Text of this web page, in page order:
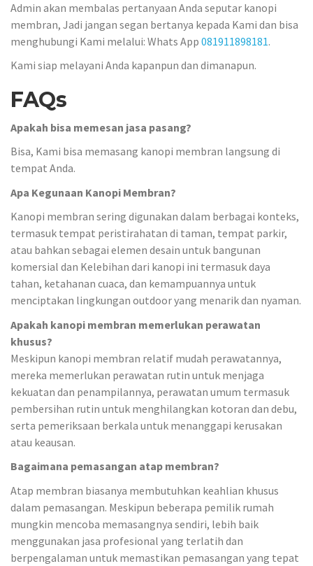
Admin akan membalas pertanyaan Anda seputar kanopi
membran, Jadi jangan segan bertanya kepada Kami dan bisa
menghubungi Kami melalui: Whats App 081911898181.
Kami siap melayani Anda kapanpun dan dimanapun.
FAQs
Apakah bisa memesan jasa pasang?
Bisa, Kami bisa memasang kanopi membran langsung di
tempat Anda.
Apa Kegunaan Kanopi Membran?
Kanopi membran sering digunakan dalam berbagai konteks,
termasuk tempat peristirahatan di taman, tempat parkir,
atau bahkan sebagai elemen desain untuk bangunan
komersial dan Kelebihan dari kanopi ini termasuk daya
tahan, ketahanan cuaca, dan kemampuannya untuk
menciptakan lingkungan outdoor yang menarik dan nyaman.
Apakah kanopi membran memerlukan perawatan
khusus?
Meskipun kanopi membran relatif mudah perawatannya,
mereka memerlukan perawatan rutin untuk menjaga
kekuatan dan penampilannya, perawatan umum termasuk
pembersihan rutin untuk menghilangkan kotoran dan debu,
serta pemeriksaan berkala untuk menanggapi kerusakan
atau keausan.
Bagaimana pemasangan atap membran?
Atap membran biasanya membutuhkan keahlian khusus
dalam pemasangan. Meskipun beberapa pemilik rumah
mungkin mencoba memasangnya sendiri, lebih baik
menggunakan jasa profesional yang terlatih dan
berpengalaman untuk memastikan pemasangan yang tepat